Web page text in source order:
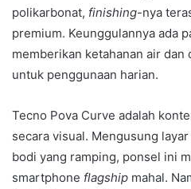
polikarbonat, finishing-nya
premium. Keunggulannya ada
memberikan ketahanan air dan
untuk penggunaan harian.
Tecno Pova Curve adalah
secara visual. Mengusung
bodi yang ramping, ponsel ini
smartphone flagship mahal.